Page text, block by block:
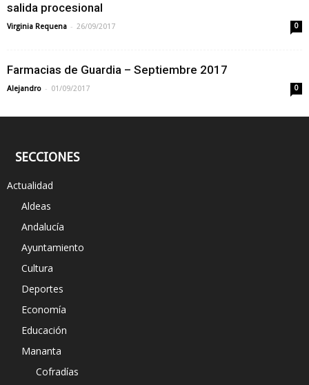
salida procesional
Virginia Requena - 26/09/2017 0
Farmacias de Guardia – Septiembre 2017
Alejandro - 01/09/2017 0
SECCIONES
Actualidad
Aldeas
Andalucía
Ayuntamiento
Cultura
Deportes
Economía
Educación
Mananta
Cofradías